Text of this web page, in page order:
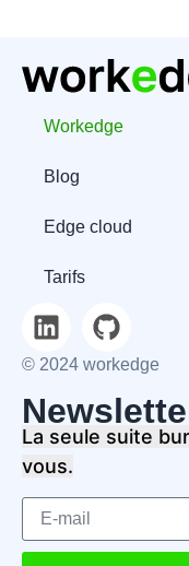
Workedge
Blog
Edge cloud
Tarifs
© 2024 workedge
La seule suite
vous.